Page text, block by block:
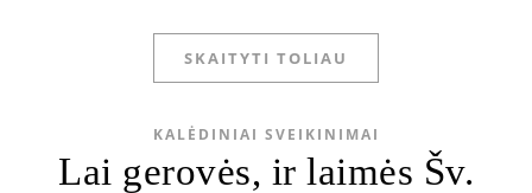
SKAITYTI TOLIAU
KALĖDINIAI SVEIKINIMAI
Lai gerovės, ir laimės Šv.